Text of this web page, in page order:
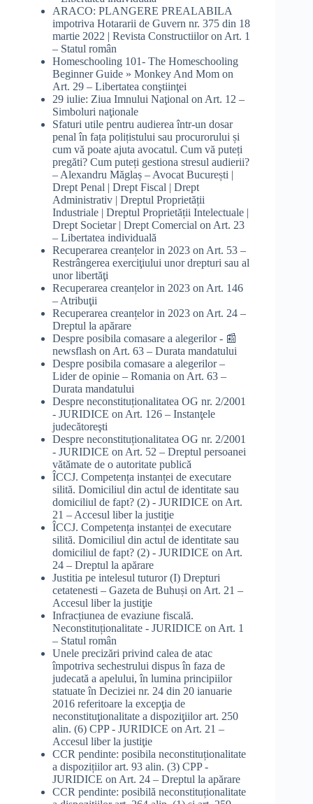
ARACO: PLANGERE PREALABILA
impotriva Hotararii de Guvern nr. 375 din 18
martie 2022 | Revista Constructiiloron Art. 1
– Statul român
Homeschooling 101- The Homeschooling
Beginner Guide » Monkey And Mom on
Art. 29 – Libertatea conştiinţei
29 iulie: Ziua Imnului Naţional on Art. 12 –
Simboluri naţionale
Sfaturi utile pentru audierea într-un dosar
penal în fața polițistului sau procurorului și
cum vă poate ajuta avocatul. Cum vă puteți
pregăti? Cum puteți gestiona stresul audierii?
– Alexandru Măglaș – Avocat București |
Drept Penal | Drept Fiscal | Drept
Administrativ | Dreptul Proprietății
Industriale | Dreptul Proprietății Intelectuale |
Drept Societar | Drept Comercial on Art. 23
– Libertatea individuală
Recuperarea creanțelor in 2023 on Art. 53 –
Restrângerea exerciţiului unor drepturi sau al
unor libertăţi
Recuperarea creanțelor in 2023 on Art. 146
– Atribuţii
Recuperarea creanțelor in 2023 on Art. 24 –
Dreptul la apărare
Despre posibila comasare a alegerilor - 📰
newsflash on Art. 63 – Durata mandatului
Despre posibila comasare a alegerilor –
Lider de opinie – Romania on Art. 63 –
Durata mandatului
Despre neconstituționalitatea OG nr. 2/2001
- JURIDICE on Art. 126 – Instanţele
judecătoreşti
Despre neconstituționalitatea OG nr. 2/2001
- JURIDICE on Art. 52 – Dreptul persoanei
vătămate de o autoritate publică
ÎCCJ. Competența instanței de executare
silită. Domiciliul din actul de identitate sau
domiciliul de fapt? (2) - JURIDICE on Art.
21 – Accesul liber la justiţie
ÎCCJ. Competența instanței de executare
silită. Domiciliul din actul de identitate sau
domiciliul de fapt? (2) - JURIDICE on Art.
24 – Dreptul la apărare
Justitia pe intelesul tuturor (I) Drepturi
cetatenesti – Gazeta de Buhuși on Art. 21 –
Accesul liber la justiţie
Infracțiunea de evaziune fiscală.
Neconstituționalitate - JURIDICE on Art. 1
– Statul român
Unele precizări privind calea de atac
împotriva sechestrului dispus în faza de
judecată a apelului, în lumina principiilor
statuate în Deciziei nr. 24 din 20 ianuarie
2016 referitoare la excepţia de
neconstituţionalitate a dispoziţiilor art. 250
alin. (6) CPP - JURIDICE on Art. 21 –
Accesul liber la justiţie
CCR pendinte: posibila neconstituționalitate
a dispozițiilor art. 93 alin. (3) CPP -
JURIDICE on Art. 24 – Dreptul la apărare
CCR pendinte: posibilă neconstituționalitate